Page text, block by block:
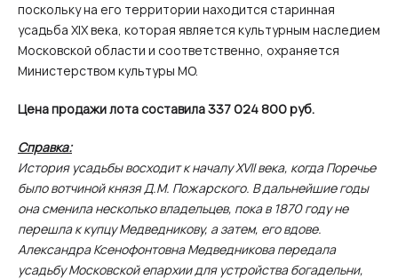
поскольку на его территории находится старинная
усадьба XIX века, которая является культурным наследием
Московской области и соответственно, охраняется
Министерством культуры МО.
Цена продажи лота составила 337 024 800 руб.
Справка:
История усадьбы восходит к началуXVIIвека, когда Поречье
было вотчиной князя Д.М. Пожарского. В дальнейшие годы
она сменила несколько владельцев, пока в 1870 году не
перешла к купцу Медведникову, а затем, его вдове.
Александра Ксенофонтовна Медведникова передала
усадьбу Московской епархии для устройства богадельни,